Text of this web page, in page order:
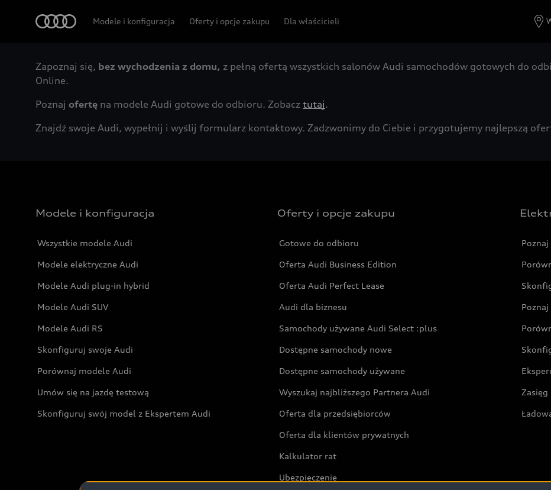
Modele i konfiguracja Oferty i opcje zakupu Dla właścicieli
Zapoznaj się, bez wychodzenia z domu, z pełną ofertą wszystkich salonów Audi samochodów gotowych do
Online.
Poznaj ofertę na modele Audi gotowe do odbioru. Zobacz tutaj.
Znajdź swoje Audi, wypełnij i wyślij formularz kontaktowy. Zadzwonimy do Ciebie i przygotujemy najlepszą
Modele i konfiguracja
Wszystkie modele Audi
Modele elektryczne Audi
Modele Audi plug-in hybrid
Modele Audi SUV
Modele Audi RS
Skonfiguruj swoje Audi
Porównaj modele Audi
Umów się na jazdę testową
Skonfiguruj swój model z Ekspertem Audi
Oferty i opcje zakupu
Gotowe do odbioru
Oferta Audi Business Edition
Oferta Audi Perfect Lease
Audi dla biznesu
Samochody używane Audi Select :plus
Dostępne samochody nowe
Dostępne samochody używane
Wyszukaj najbliższego Partnera Audi
Oferta dla przedsiębiorców
Oferta dla klientów prywatnych
Kalkulator rat
Ubezpieczenie
Zasięg